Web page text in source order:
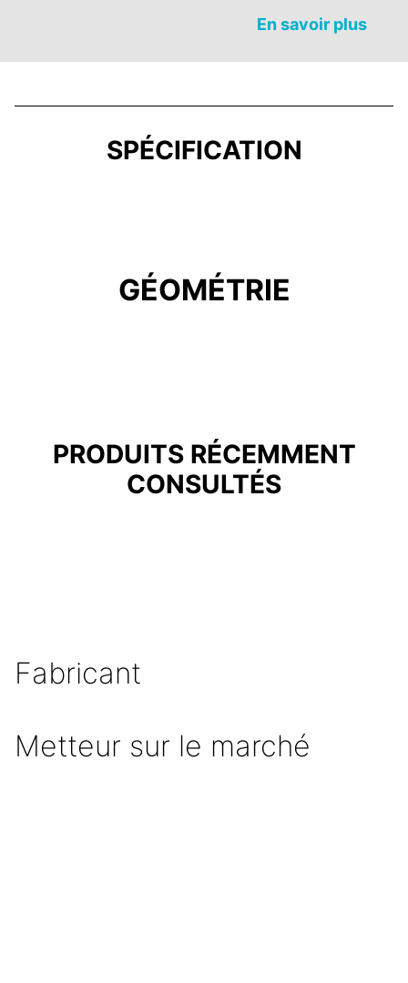
En savoir plus
SPÉCIFICATION
GÉOMÉTRIE
PRODUITS RÉCEMMENT
CONSULTÉS
Fabricant
Metteur sur le marché